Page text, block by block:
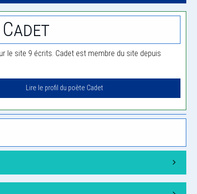
le site 9 écrits. Cadet est membre du site depuis
Lire le profil du poète Cadet